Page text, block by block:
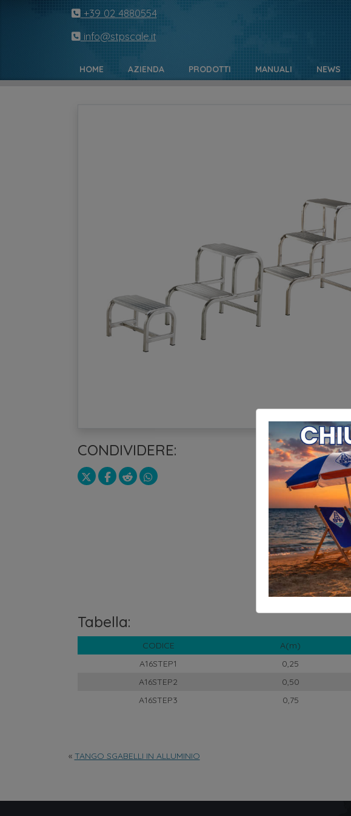
+39 02 4880554
info@stpscale.it
HOME AZIENDA PRODOTTI MANUALI NEWS
CONDIVIDERE:
Tabella:
CODICE A(m)
A16STEP1
0,25
A16STEP2
0,50
A16STEP3
0,75
« TANGO SGABELLI IN ALLUMINIO